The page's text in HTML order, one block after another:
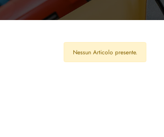
Nessun Articolo presente.